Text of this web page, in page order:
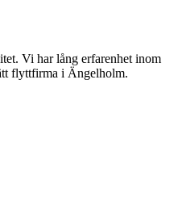
Vi har lång erfarenhet inom
flyttfirma i Ängelholm.